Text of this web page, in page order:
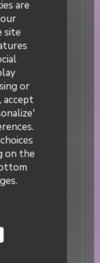
are
site
or
accept
on the
mozzarella
tomates
extra vierge et
+3€ avec la
sans crème
!
doux, taleggio
vieux Parmigiano
d’agrumes